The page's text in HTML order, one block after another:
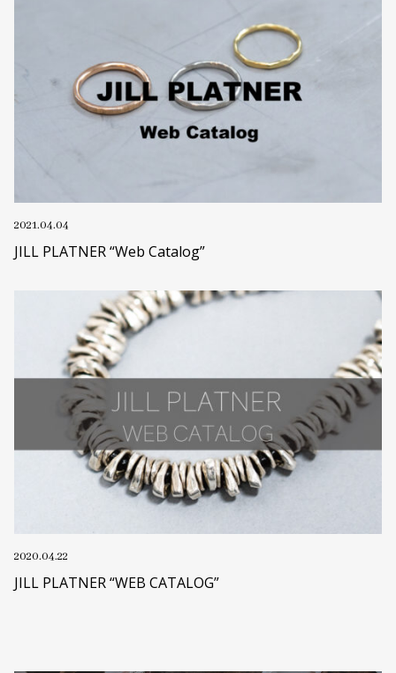
2021.04.04
JILL PLATNER “Web Catalog”
2020.04.22
JILL PLATNER “WEB CATALOG”